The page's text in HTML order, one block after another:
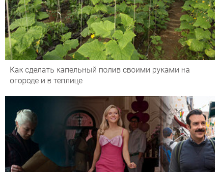
Как сделать капельный полив своими руками на
огороде и в теплице